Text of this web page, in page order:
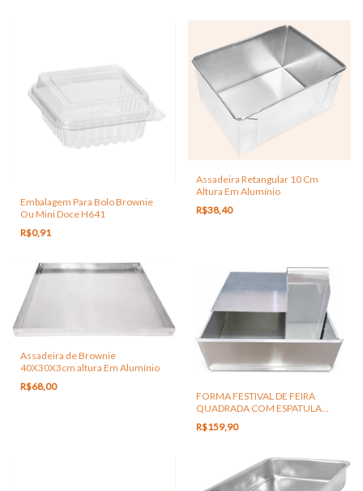
Embalagem Para Bolo Brownie
Ou Mini Doce H641
R$0,91
Assadeira Retangular 10 Cm
Altura Em Alumínio
R$38,40
Assadeira de Brownie
40X30X3cm altura Em Alumínio
R$68,00
FORMA FESTIVAL DE FEIRA
QUADRADA COM ESPATULA
SLICE CAKE
R$159,90